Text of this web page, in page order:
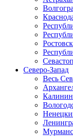
Северо-Запад
Весь